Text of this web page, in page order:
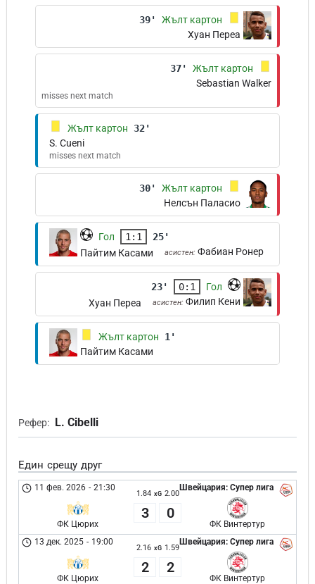
39'
Жълт картон
Хуан Переа
37'
Жълт картон
Sebastian Walker
misses next match
Жълт картон 32'
S. Cueni
misses next match
30'
Жълт картон
Нелсън Паласио
Гол 1:1
25'
Пайтим Касами
асистен: Фабиан Ронер
23' 0:1
Гол
Хуан Переа
асистен: Филип Кени
Жълт картон
1'
Пайтим Касами
Рефер: L. Cibelli
Един срещу друг
Швейцария: Супер лига
11 фев. 2026 - 21:30
ФК Цюрих
1.84 xG 2.00
3 0
ФК Винтертур
Швейцария: Супер лига
13 дек. 2025 - 19:00
ФК Цюрих
2.16 xG 1.59
2 2
ФК Винтертур